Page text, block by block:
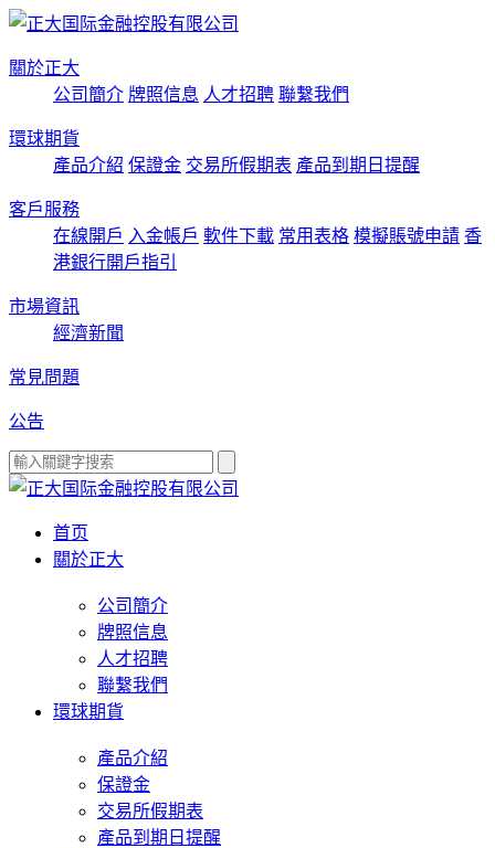
關於正大
公司簡介 牌照信息 人才招聘 聯繫我們
環球期貨
產品介紹 保證金 交易所假期表 產品到期日提醒
客戶服務
在線開戶 入金帳戶 軟件下載 常用表格 模擬賬號申請 香
港銀行開戶指引
市場資訊
經濟新聞
常見問題
公告
首页
關於正大
公司簡介
牌照信息
人才招聘
聯繫我們
環球期貨
產品介紹
保證金
交易所假期表
產品到期日提醒